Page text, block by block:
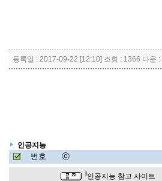
등록일 : 2017-09-22 [12:10] 조회 : 1366 다운 :
인공지능
번호 ⓒ
l인공지능 참고 사이트